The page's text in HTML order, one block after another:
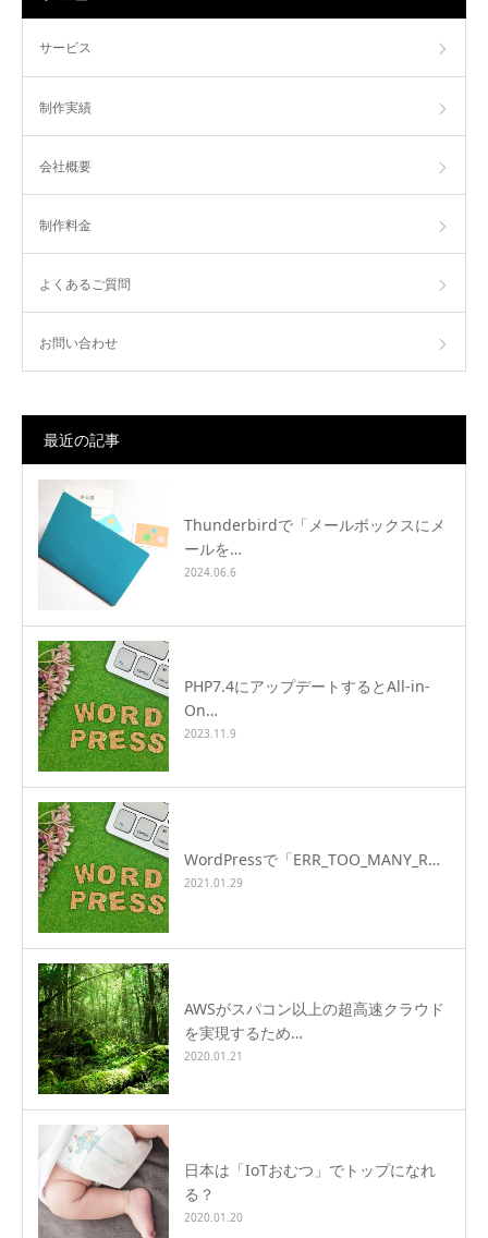
サービス
制作実績
会社概要
制作料金
よくあるご質問
お問い合わせ
最近の記事
Thunderbirdで「メールボックスにメ
ールを…
2024.06.6
PHP7.4にアップデートするとAll-in-
On…
2023.11.9
WordPressで「ERR_TOO_MANY_R…
2021.01.29
AWSがスパコン以上の超高速クラウド
を実現するため…
2020.01.21
日本は「IoTおむつ」でトップになれ
る？
2020.01.20